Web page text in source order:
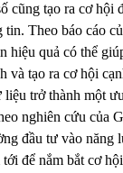
cũng tạo ra cơ hội
Theo báo cáo
hiệu quả có thể
và tạo ra cơ hội
trở thành một
nghiên cứu của
đầu tư vào năng
để nắm bắt cơ